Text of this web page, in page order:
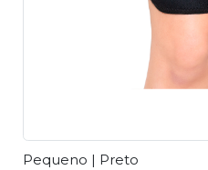
Pequeno | Preto